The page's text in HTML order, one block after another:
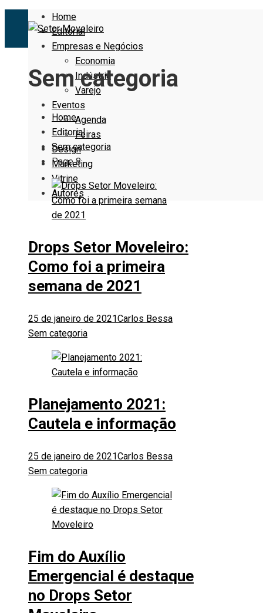
Home
Editorial
Empresas e Negócios
Economia
Indústria
Varejo
Eventos
Agenda
Feiras
Design
Marketing
Vitrine
Autores
Sem categoria
Home
Editorial
Sem categoria
Page 8
Drops Setor Moveleiro:
Como foi a primeira
semana de 2021
25 de janeiro de 2021Carlos Bessa
Sem categoria
Planejamento 2021:
Cautela e informação
25 de janeiro de 2021Carlos Bessa
Sem categoria
Fim do Auxílio
Emergencial é destaque
no Drops Setor